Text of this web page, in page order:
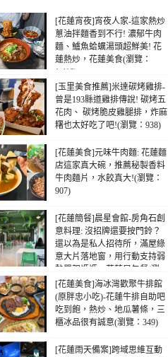
[花蓮宵夜]宵夜人家-這家熱炒
蔥油拌麵香到不行! 濃郁牛肉
麵、鱸魚蛤蠣湯頭超鮮美! 花
蓮熱炒，花蓮美食(瀏覽：
1,419)
[玉里美食推薦]米達碳烤雞排-
曾是193縣道雞排傳說! 碳烤五
花肉、 碳烤脆皮雞腿排，炸麻
糬也太好吃了吧!(瀏覽：938)
[花蓮美食]元味牛肉麵: 花蓮麵
店這家真大碗，推薦秘製香料
牛肉麵片，水餃真大!(瀏覽：
907)
[花蓮簡餐]晨星會館-房角石創
意料理: 沒招牌還要按門鈴？
還以為是私人招待所，滿屋綠
意大片落地窗，用行動支持弱
勢單親媽媽，花蓮早午餐(瀏
覽：320)
[花蓮美食]海冰灣歡聚牛排館
(原胖忠小吃)-花蓮牛排自助吧
吃到飽，熱炒、地瓜薯條，三
櫃冰品很有誠意(瀏覽：349)
[花蓮雨天備案]跨域思維互動